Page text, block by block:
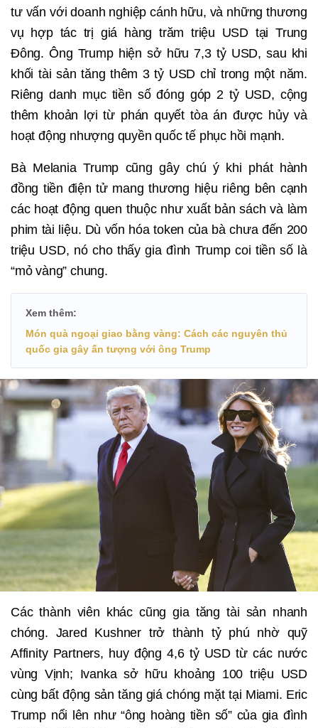
tư vấn với doanh nghiệp cánh hữu, và những thương
vụ hợp tác trị giá hàng trăm triệu USD tại Trung
Đông. Ông Trump hiện sở hữu 7,3 tỷ USD, sau khi
khối tài sản tăng thêm 3 tỷ USD chỉ trong một năm.
Riêng danh mục tiền số đóng góp 2 tỷ USD, cộng
thêm khoản lợi từ phán quyết tòa án được hủy và
hoạt động nhượng quyền quốc tế phục hồi mạnh.
Bà Melania Trump cũng gây chú ý khi phát hành
đồng tiền điện tử mang thương hiệu riêng bên cạnh
các hoạt động quen thuộc như xuất bản sách và làm
phim tài liệu. Dù vốn hóa token của bà chưa đến 200
triệu USD, nó cho thấy gia đình Trump coi tiền số là
“mỏ vàng” chung.
Xem thêm:
Món quà ngoại giao bằng vàng: Cách các nguyên thủ
quốc gia gây ấn tượng với ông Trump
Các thành viên khác cũng gia tăng tài sản nhanh
chóng. Jared Kushner trở thành tỷ phú nhờ quỹ
Affinity Partners, huy động 4,6 tỷ USD từ các nước
vùng Vịnh; Ivanka sở hữu khoảng 100 triệu USD
cùng bất động sản tăng giá chóng mặt tại Miami. Eric
Trump nổi lên như “ông hoàng tiền số” của gia đình